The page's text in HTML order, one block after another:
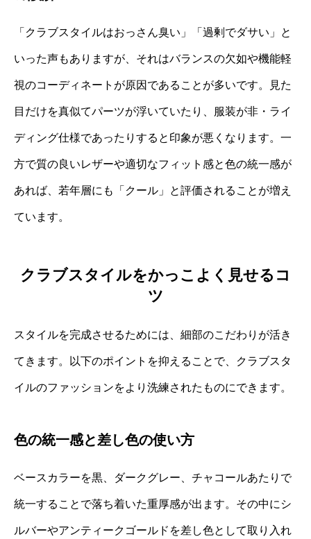
「クラブスタイルはおっさん臭い」「過剰でダサい」と
いった声もありますが、それはバランスの欠如や機能軽
視のコーディネートが原因であることが多いです。見た
目だけを真似てパーツが浮いていたり、服装が非・ライ
ディング仕様であったりすると印象が悪くなります。一
方で質の良いレザーや適切なフィット感と色の統一感が
あれば、若年層にも「クール」と評価されることが増え
ています。
クラブスタイルをかっこよく見せるコ
ツ
スタイルを完成させるためには、細部のこだわりが活き
てきます。以下のポイントを抑えることで、クラブスタ
イルのファッションをより洗練されたものにできます。
色の統一感と差し色の使い方
ベースカラーを黒、ダークグレー、チャコールあたりで
統一することで落ち着いた重厚感が出ます。その中にシ
ルバーやアンティークゴールドを差し色として取り入れ